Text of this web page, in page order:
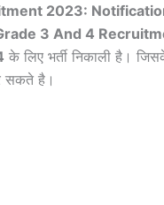
2023:
3 And 4
के लिए भर्ती निकाली है।
सकते है।